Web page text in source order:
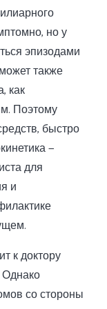
но у
эпизодами
также
как
Поэтому
быстро
—
для
и
к доктору
со стороны